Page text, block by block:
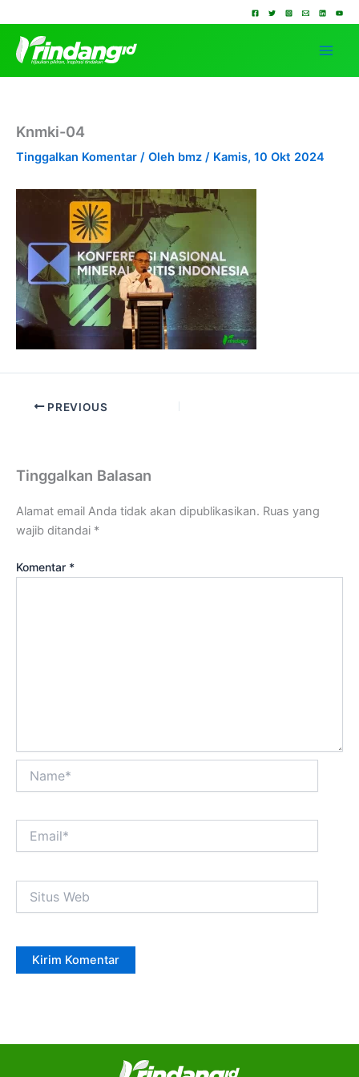
ke
konten
Knmki-04
Tinggalkan Komentar / Oleh bmz / Kamis, 10 Okt 2024
PREVIOUS
Tinggalkan Balasan
Alamat email Anda tidak akan dipublikasikan. Ruas yang
wajib ditandai *
Komentar *
Web